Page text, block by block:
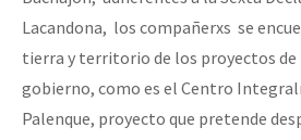
Lacandona, los compañerxs se
tierra y territorio de los proyectos
gobierno, como es el Centro
Palenque, proyecto que pretende